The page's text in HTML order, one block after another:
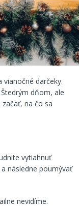
darčeky.
dňom, ale
na čo sa
vytiahnuť
následne poumývať
nevidíme.